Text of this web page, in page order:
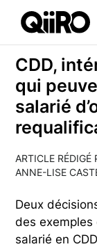
Webflow
CDD,
qui
salarié
ARTICLE RÉDIGÉ
ANNE-LISE
Deux
des
salarié en